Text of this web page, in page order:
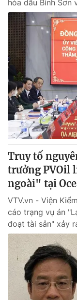
THỜI BÁO VTV
Theo dõi báo trên
Cơ quan chủ quản:
Cơ quan báo chí:
Giấy phép hoạt
cấp ngày 29/12/2023
Tổng Biên tập:Vũ
Phó Tổng Biên tập:
Nguyễn Trọng Ninh
Tổng đài VTV:
Ðiện thoại Thời báo
Email:
Liên hệ quảng cáo:
hóa dầu Bình Sơn
Truy tố
trưởng PVOil
ngoài" tại
VTV.vn - Viện
cáo trạng vụ án
đoạt tài sản" xảy